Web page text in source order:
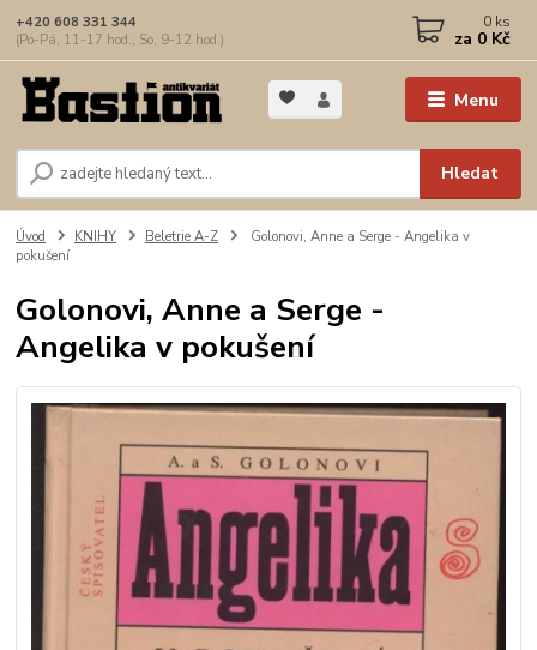
Menu
Hledat
+420 608 331 344
(Po-Pá, 11-17 hod.; So, 9-12 hod.)
0 ks
za 0 Kč
Úvod KNIHY Beletrie A-Z
Golonovi, Anne a Serge - Angelika v
pokušení
Golonovi, Anne a Serge -
Angelika v pokušení